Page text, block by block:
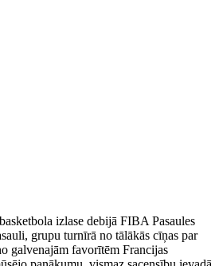
izlase debijā FIBA Pasaules
grupu turnīrā no tālākās cīņas par
galvenajām favorītēm Francijas